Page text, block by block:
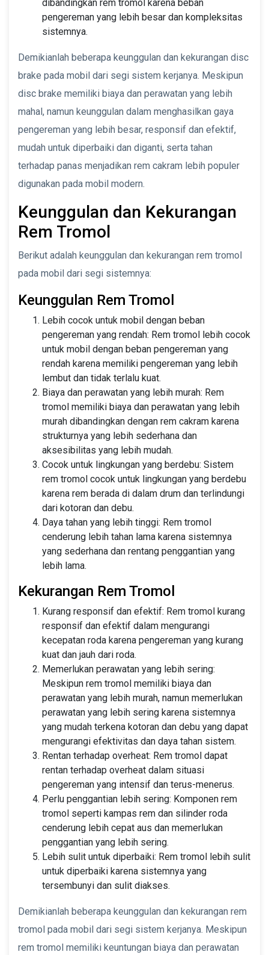
dibandingkan rem tromol karena beban
pengereman yang lebih besar dan kompleksitas
sistemnya.
Demikianlah beberapa keunggulan dan kekurangan disc
brake pada mobil dari segi sistem kerjanya. Meskipun
disc brake memiliki biaya dan perawatan yang lebih
mahal, namun keunggulan dalam menghasilkan gaya
pengereman yang lebih besar, responsif dan efektif,
mudah untuk diperbaiki dan diganti, serta tahan
terhadap panas menjadikan rem cakram lebih populer
digunakan pada mobil modern.
Keunggulan dan Kekurangan
Rem Tromol
Berikut adalah keunggulan dan kekurangan rem tromol
pada mobil dari segi sistemnya:
Keunggulan Rem Tromol
Lebih cocok untuk mobil dengan beban
pengereman yang rendah: Rem tromol lebih cocok
untuk mobil dengan beban pengereman yang
rendah karena memiliki pengereman yang lebih
lembut dan tidak terlalu kuat.
Biaya dan perawatan yang lebih murah: Rem
tromol memiliki biaya dan perawatan yang lebih
murah dibandingkan dengan rem cakram karena
strukturnya yang lebih sederhana dan
aksesibilitas yang lebih mudah.
Cocok untuk lingkungan yang berdebu: Sistem
rem tromol cocok untuk lingkungan yang berdebu
karena rem berada di dalam drum dan terlindungi
dari kotoran dan debu.
Daya tahan yang lebih tinggi: Rem tromol
cenderung lebih tahan lama karena sistemnya
yang sederhana dan rentang penggantian yang
lebih lama.
Kekurangan Rem Tromol
Kurang responsif dan efektif: Rem tromol kurang
responsif dan efektif dalam mengurangi
kecepatan roda karena pengereman yang kurang
kuat dan jauh dari roda.
Memerlukan perawatan yang lebih sering:
Meskipun rem tromol memiliki biaya dan
perawatan yang lebih murah, namun memerlukan
perawatan yang lebih sering karena sistemnya
yang mudah terkena kotoran dan debu yang dapat
mengurangi efektivitas dan daya tahan sistem.
Rentan terhadap overheat: Rem tromol dapat
rentan terhadap overheat dalam situasi
pengereman yang intensif dan terus-menerus.
Perlu penggantian lebih sering: Komponen rem
tromol seperti kampas rem dan silinder roda
cenderung lebih cepat aus dan memerlukan
penggantian yang lebih sering.
Lebih sulit untuk diperbaiki: Rem tromol lebih sulit
untuk diperbaiki karena sistemnya yang
tersembunyi dan sulit diakses.
Demikianlah beberapa keunggulan dan kekurangan rem
tromol pada mobil dari segi sistem kerjanya. Meskipun
rem tromol memiliki keuntungan biaya dan perawatan